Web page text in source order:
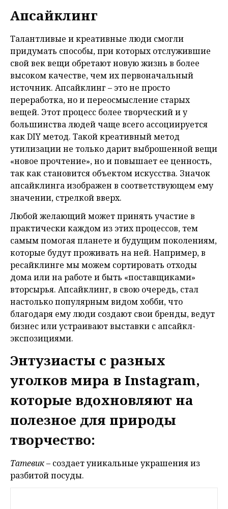
Апсайклинг
Талантливые и креативные люди смогли
придумать способы, при которых отслужившие
свой век вещи обретают новую жизнь в более
высоком качестве, чем их первоначальный
источник. Апсайклинг – это не просто
переработка, но и переосмысление старых
вещей. Этот процесс более творческий и у
большинства людей чаще всего ассоциируется
как DIY метод. Такой креативный метод
утилизации не только дарит выброшенной вещи
«новое прочтение», но и повышает ее ценность,
так как становится объектом искусства. Значок
апсайклинга изображен в соответствующем ему
значении, стрелкой вверх.
Любой желающий может принять участие в
практически каждом из этих процессов, тем
самым помогая планете и будущим поколениям,
которые будут проживать на ней. Например, в
ресайклинге мы можем сортировать отходы
дома или на работе и быть «поставщиками»
вторсырья. Апсайклинг, в свою очередь, стал
настолько популярным видом хобби, что
благодаря ему люди создают свои бренды, ведут
бизнес или устраивают выставки с апсайкл-
экспозициями.
Энтузиасты с разных
уголков мира в Instagram,
которые вдохновляют на
полезное для природы
творчество:
Татевик– создает уникальные украшения из
разбитой посуды.